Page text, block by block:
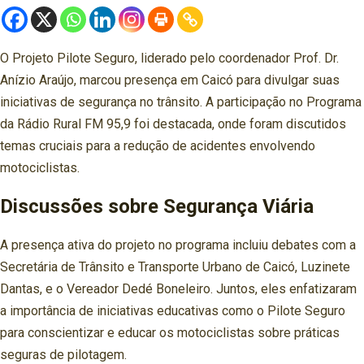
O Projeto Pilote Seguro, liderado pelo coordenador Prof. Dr.
Anízio Araújo, marcou presença em Caicó para divulgar suas
iniciativas de segurança no trânsito. A participação no Programa
da Rádio Rural FM 95,9 foi destacada, onde foram discutidos
temas cruciais para a redução de acidentes envolvendo
motociclistas.
Discussões sobre Segurança Viária
A presença ativa do projeto no programa incluiu debates com a
Secretária de Trânsito e Transporte Urbano de Caicó, Luzinete
Dantas, e o Vereador Dedé Boneleiro. Juntos, eles enfatizaram
a importância de iniciativas educativas como o Pilote Seguro
para conscientizar e educar os motociclistas sobre práticas
seguras de pilotagem.